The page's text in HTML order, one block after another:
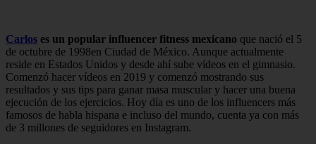
Carlos es un popular influencer fitness mexicano que nació el 5
de octubre de 1998en Ciudad de México. Aunque actualmente
reside en Estados Unidos y desde ahí sube vídeos en el gimnasio.
Comenzó hacer vídeos en 2019 y comenzó mostrando sus
resultados y sus tips para ganar masa muscular y hacer una buena
ejecución de los ejercicios. Hoy día es uno de los influencers más
famosos de habla hispana e incluso del mundo, cuenta ya con más
de 3 millones de seguidores en Instagram.